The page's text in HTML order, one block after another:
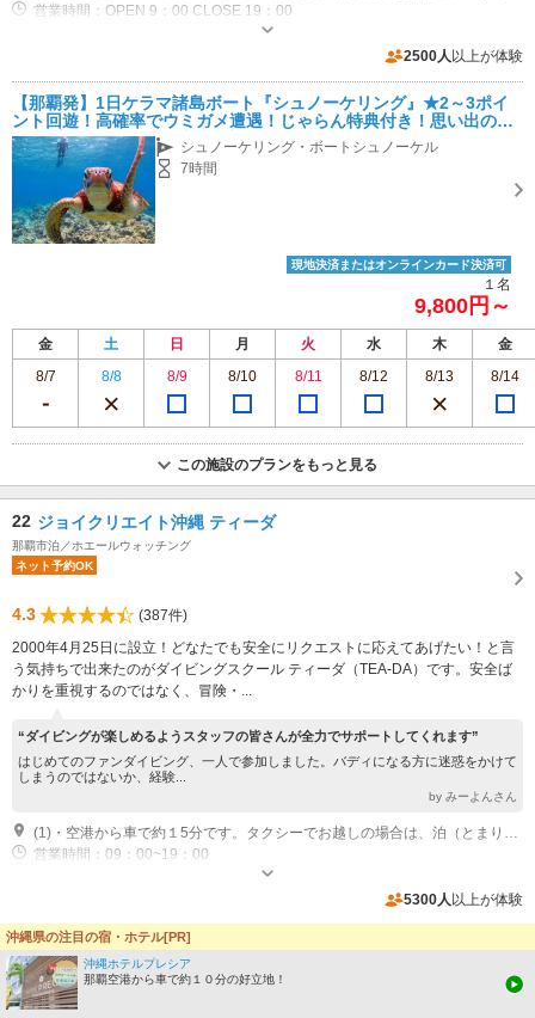
営業時間：OPEN 9：00 CLOSE 19：00
2500人 以上が体験
【那覇発】1日ケラマ諸島ボート『シュノーケリング』★2～3ポイ
ント回遊！高確率でウミガメ遭遇！じゃらん特典付き！思い出のお
写真プレゼント！那覇市内送迎無料！シュノーケリング・ボートシュノーケル
7時間
現地決済またはオンラインカード決済可
１名
9,800円～
金 土 日 月 火 水 木
金
8/7
8/8 8/9 8/10 8/11 8/12 8/13 8/14
この施設のプランをもっと見る
22 ジョイクリエイト沖縄 ティーダ
那覇市泊／ホエールウォッチング
ネット予約OK
4.3
(387件)
2000年4月25日に設立！どなたでも安全にリクエストに応えてあげたい！と言
う気持ちで出来たのがダイビングスクール ティーダ（TEA-DA）です。安全ば
かりを重視するのではなく、冒険・...
“ダイビングが楽しめるようスタッフの皆さんが全力でサポートしてくれます”
はじめてのファンダイビング、一人で参加しました。バディになる方に迷惑をかけて
しまうのではないか、経験...
by みーよんさん
営業時間：09：00~19：00
5300人 以上が体験
【那覇発⇒慶良間諸島】座間味・渡嘉敷・阿嘉島など慶良間ボート
シュノーケリング・子供料金あり・1月１２日~3月ホエールウォッ
チング付【タオル無料・酔い止め薬・水中記念写真無料】
シュノーケリング・ボートシュノーケル
沖縄県の注目の宿・ホテル[PR]
沖縄ホテルプレシア
那覇空港から車で約１０分の好立地！